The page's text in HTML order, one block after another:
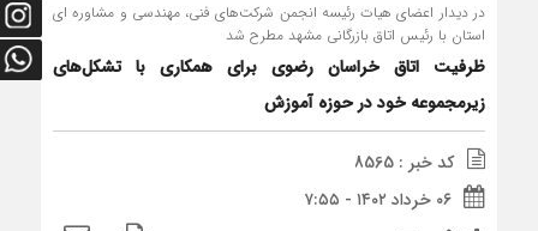
در دیدار اعضای هیات رئیسه انجمن شرکت‌های فنی، مهندسی و مشاوره ای
استان با رئیس اتاق بازرگانی مشهد مطرح شد
ظرفیت اتاق خراسان رضوی برای همکاری با تشکل‌های
زیرمجموعه خود در حوزه آموزش
کد خبر : 8565
۰۶ خرداد ۱۴۰۲ - ۷:۵۵